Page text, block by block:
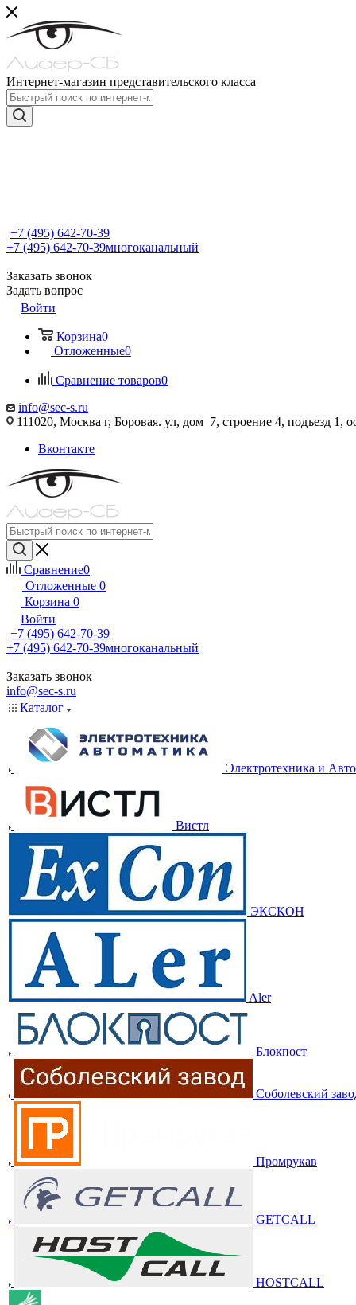
Интернет-магазин представительского класса
+7 (495) 642-70-39
+7 (495) 642-70-39многоканальный
Заказать звонок
Задать вопрос
Войти
Корзина0
Отложенные0
Сравнение товаров0
info@sec-s.ru
111020, Москва г, Боровая. ул, дом 7, строение 4, подъезд 1,
Вконтакте
Сравнение0
Отложенные 0
Корзина 0
Войти
+7 (495) 642-70-39
+7 (495) 642-70-39многоканальный
Заказать звонок
info@sec-s.ru
Каталог
Электротехника и
Вистл
ЭКСКОН
Aler
Блокпост
Соболевский
Промрукав
GETCALL
HOSTCALL